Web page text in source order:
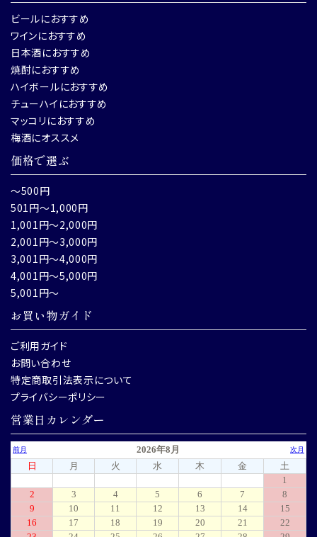
ビールにおすすめ
ワインにおすすめ
日本酒におすすめ
焼酎におすすめ
ハイボールにおすすめ
チューハイにおすすめ
マッコリにおすすめ
梅酒にオススメ
価格で選ぶ
～500円
501円～1,000円
1,001円～2,000円
2,001円～3,000円
3,001円～4,000円
4,001円～5,000円
5,001円～
お買い物ガイド
ご利用ガイド
お問い合わせ
特定商取引法表示について
プライバシーポリシー
営業日カレンダー